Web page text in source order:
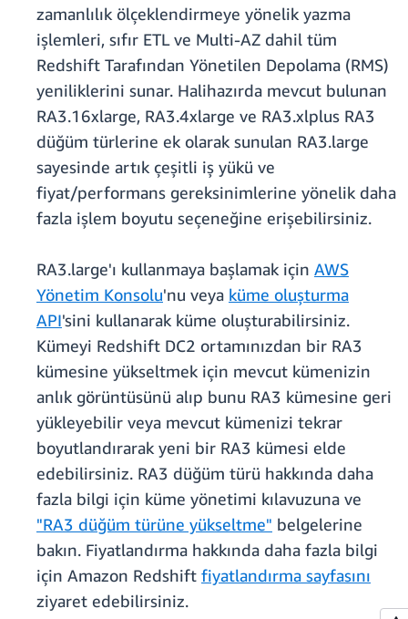
zamanlılık ölçeklendirmeye yönelik yazma
işlemleri, sıfır ETL ve Multi-AZ dahil tüm
Redshift Tarafından Yönetilen Depolama (RMS)
yeniliklerini sunar. Halihazırda mevcut bulunan
RA3.16xlarge, RA3.4xlarge ve RA3.xlplus RA3
düğüm türlerine ek olarak sunulan RA3.large
sayesinde artık çeşitli iş yükü ve
fiyat/performans gereksinimlerine yönelik daha
fazla işlem boyutu seçeneğine erişebilirsiniz.
RA3.large'ı kullanmaya başlamak için AWS
Yönetim Konsolu'nu veya küme oluşturma
API'sini kullanarak küme oluşturabilirsiniz.
Kümeyi Redshift DC2 ortamınızdan bir RA3
kümesine yükseltmek için mevcut kümenizin
anlık görüntüsünü alıp bunu RA3 kümesine geri
yükleyebilir veya mevcut kümenizi tekrar
boyutlandırarak yeni bir RA3 kümesi elde
edebilirsiniz. RA3 düğüm türü hakkında daha
fazla bilgi için küme yönetimi kılavuzuna ve
"RA3 düğüm türüne yükseltme" belgelerine
bakın. Fiyatlandırma hakkında daha fazla bilgi
için Amazon Redshift fiyatlandırma sayfasını
ziyaret edebilirsiniz.